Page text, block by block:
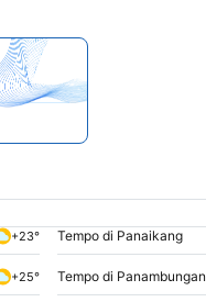
+23° Tempo di Panaikang
+25° Tempo di Panambungan